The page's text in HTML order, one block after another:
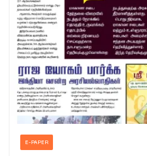
E-PAPER